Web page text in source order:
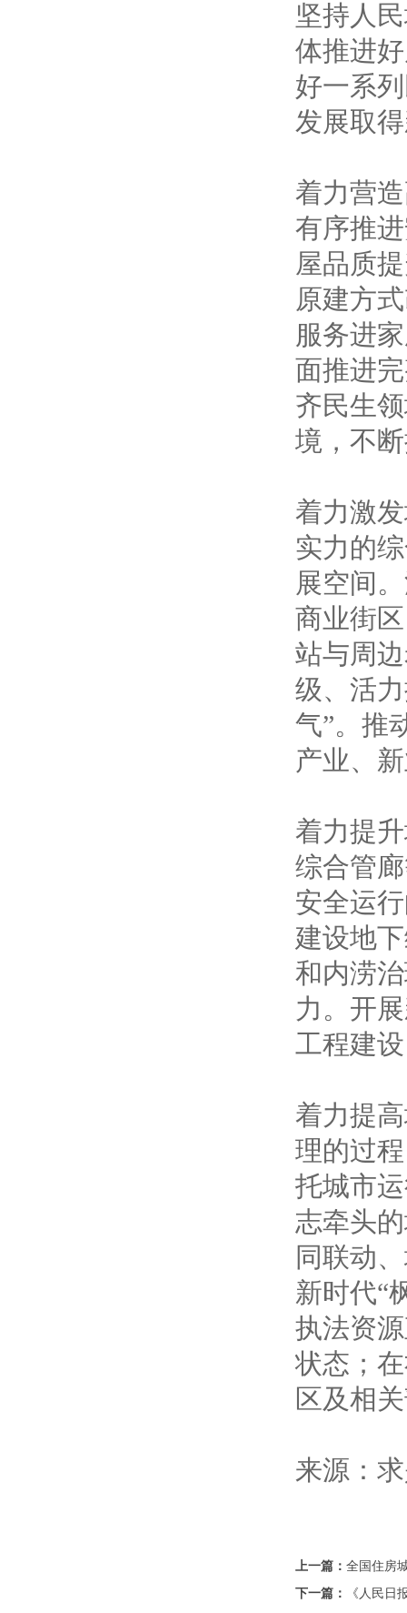
坚持人
体推进
好一系
发展取
着力营
有序推
屋品质
原建方
服务进
面推进
齐民生
境，不
着力激
实力的
展空间
商业街
站与周
级、活
气”。推
产业、
着力提
综合管
安全运
建设地
和内涝
力。开
工程建
着力提
理的过
托城市
志牵头
同联动
新时代“
执法资
状态；
区及相
来源：
上一篇： 全国住房
下一篇：
《人民